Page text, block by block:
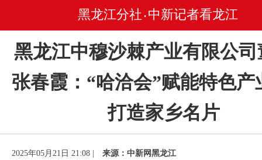
黑龙江分社 • 中新记者看龙江
黑龙江中穆沙棘产业有限公
张春霞：“哈洽会”赋能特色产
打造家乡名片
2025年05月21日 21:08 | 来源：中新网黑龙江